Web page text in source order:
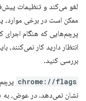
لغو می‌کند و تنظیمات
ممکن است در برخی موارد،
پرچم‌هایی که هنگام اجرای
انتظار دارید کار نمی‌کنند،
بررسی کنید.
chrome://flags
نشان نمی‌دهد. در عوض،